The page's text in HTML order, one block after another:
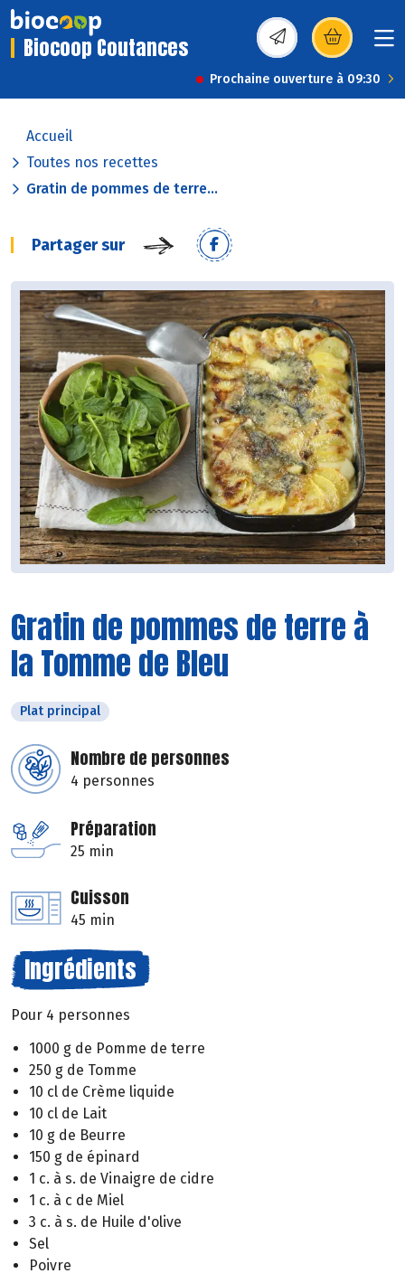
Biocoop Coutances (s’ouvre dans une
Prochaine ouverture à 09:30
Accueil
Toutes nos recettes
Gratin de pommes de terre...
Partager sur
Gratin de pommes de terre à
la Tomme de Bleu
Plat principal
Nombre de personnes
4 personnes
Préparation
25 min
Cuisson
45 min
Ingrédients
Pour 4 personnes
1000 g de Pomme de terre
250 g de Tomme
10 cl de Crème liquide
10 cl de Lait
10 g de Beurre
150 g de épinard
1 c. à s. de Vinaigre de cidre
1 c. à c de Miel
3 c. à s. de Huile d'olive
Sel
Poivre